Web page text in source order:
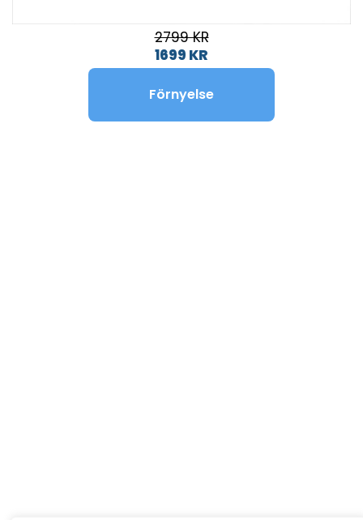
2799 KR
1699 KR
Förnyelse